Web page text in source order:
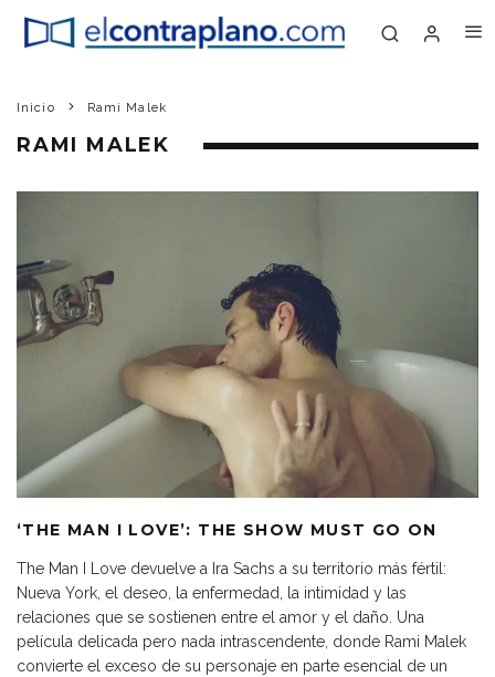
Inicio Rami Malek
RAMI MALEK
‘THE MAN I LOVE’: THE SHOW MUST GO ON
The Man I Love devuelve a Ira Sachs a su territorio más fértil:
Nueva York, el deseo, la enfermedad, la intimidad y las
relaciones que se sostienen entre el amor y el daño. Una
película delicada pero nada intrascendente, donde Rami Malek
convierte el exceso de su personaje en parte esencial de un